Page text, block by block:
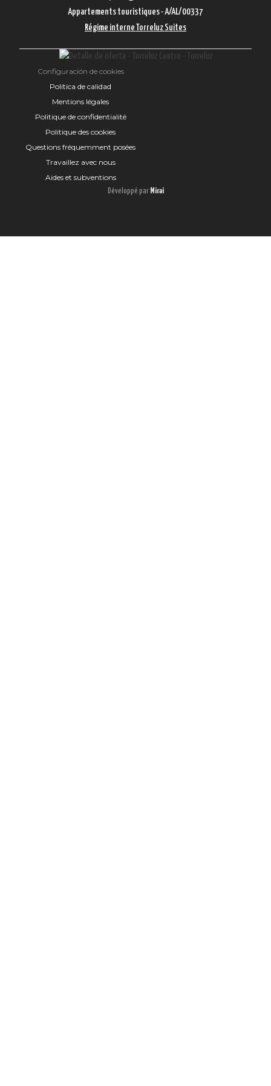
Appartements touristiques - A/AL/00337
Régime interne Torreluz Suites
Configuración de cookies
Política de calidad
Mentions légales
Politique de confidentialité
Politique des cookies
Questions fréquemment posées
Travaillez avec nous
Aides et subventions
Développé par Mirai